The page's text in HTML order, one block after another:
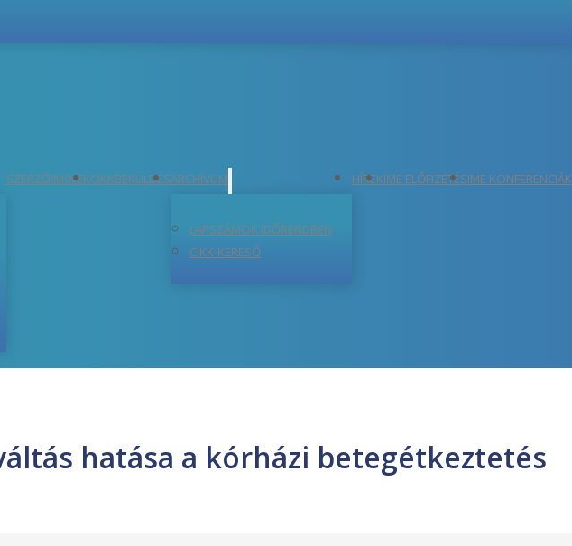
SZERZŐINKNEKCIKKBEKÜLDÉSARCHÍVUM
LAPSZÁMOK IDŐRENDBEN
CIKK-KERESŐ
HÍREKIME ELŐFIZETÉSIME KONFERENCIÁK
hatása a kórházi betegétkeztetés